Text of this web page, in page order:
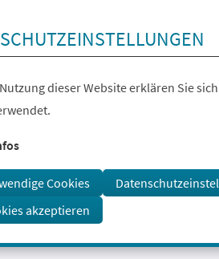
dieser Website erklären Sie
Cookies
akzeptieren